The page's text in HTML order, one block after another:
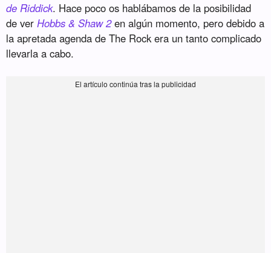
de Riddick. Hace poco os hablábamos de la posibilidad
de verHobbs & Shaw 2en algún momento, pero debido a
la apretada agenda de The Rock era un tanto complicado
llevarla a cabo.